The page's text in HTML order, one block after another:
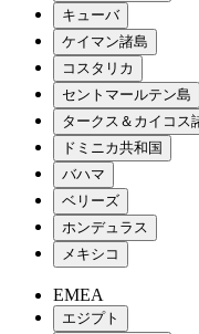
キューバ
ケイマン諸島
コスタリカ
セントマールテン島
タークス＆カイコス
ドミニカ共和国
バハマ
ベリーズ
ホンデュラス
メキシコ
EMEA
エジプト